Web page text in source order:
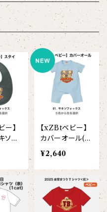
ャツ
楽団
ー】
ソフ
さ
ッ
パピ
【xZBtベビー】
カバーオール(サ
キソフォックス/
弦うさぎ/クラリ
キャット/ことふ
えパピヨン)
¥2,640